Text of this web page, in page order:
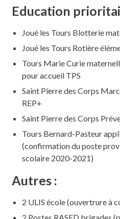
Education
Joué les Tours Blotterie
Joué les Tours Rotière
Tours Marie Curie
pour accueil TPS
Saint Pierre des Corps
REP+
Saint Pierre des Corps
Tours Bernard-Pasteur
(confirmation du poste
scolaire 2020-2021)
Autres :
2 ULIS école (ouvertrure à